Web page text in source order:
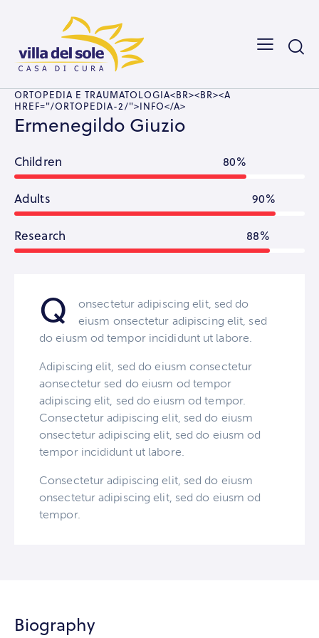
ORTOPEDIA E TRAUMATOLOGIA<BR><BR><A
HREF="/ORTOPEDIA-2/">INFO</A>
Ermenegildo Giuzio
Children 80%
Adults 90%
Research 88%
Q
onsectetur adipiscing elit, sed do
eiusm onsectetur adipiscing elit, sed
do eiusm od tempor incididunt ut labore.
Adipiscing elit, sed do eiusm consectetur
aonsectetur sed do eiusm od tempor
adipiscing elit, sed do eiusm od tempor.
Consectetur adipiscing elit, sed do eiusm
onsectetur adipiscing elit, sed do eiusm od
tempor incididunt ut labore.
Consectetur adipiscing elit, sed do eiusm
onsectetur adipiscing elit, sed do eiusm od
tempor.
Biography